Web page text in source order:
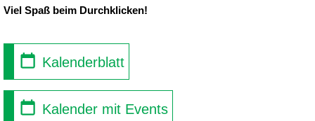
Viel Spaß beim Durchklicken!
Kalenderblatt
Kalender mit Events